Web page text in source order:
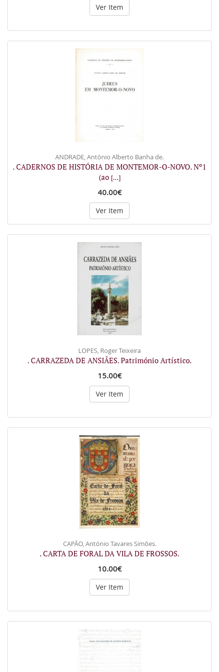
Ver Item
ANDRADE, António Alberto Banha de.
. CADERNOS DE HISTÓRIA DE MONTEMOR-O-NOVO. Nº1
(ao [...]
40.00€
Ver Item
LOPES, Roger Teixeira
. CARRAZEDA DE ANSIÃES. Património Artístico.
15.00€
Ver Item
CAPÃO, António Tavares Simões.
. CARTA DE FORAL DA VILA DE FROSSOS.
10.00€
Ver Item